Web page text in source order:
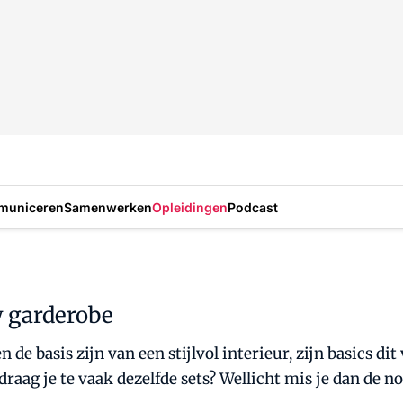
SamenwerkenOpleidingenPodcast
de basis zijn van een stijlvol interieur, zijn basics dit
je te vaak dezelfde sets? Wellicht mis je dan de